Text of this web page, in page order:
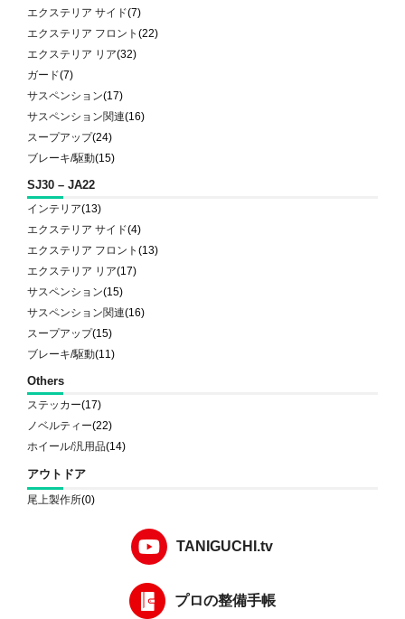
エクステリア サイド(7)
エクステリア フロント(22)
エクステリア リア(32)
ガード(7)
サスペンション(17)
サスペンション関連(16)
スープアップ(24)
ブレーキ/駆動(15)
SJ30 – JA22
インテリア(13)
エクステリア サイド(4)
エクステリア フロント(13)
エクステリア リア(17)
サスペンション(15)
サスペンション関連(16)
スープアップ(15)
ブレーキ/駆動(11)
Others
ステッカー(17)
ノベルティー(22)
ホイール/汎用品(14)
アウトドア
尾上製作所(0)
TANIGUCHI.tv
プロの整備手帳